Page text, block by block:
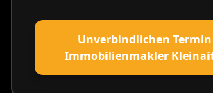
Unverbindlichen
Immobilienmakler
vereinbaren